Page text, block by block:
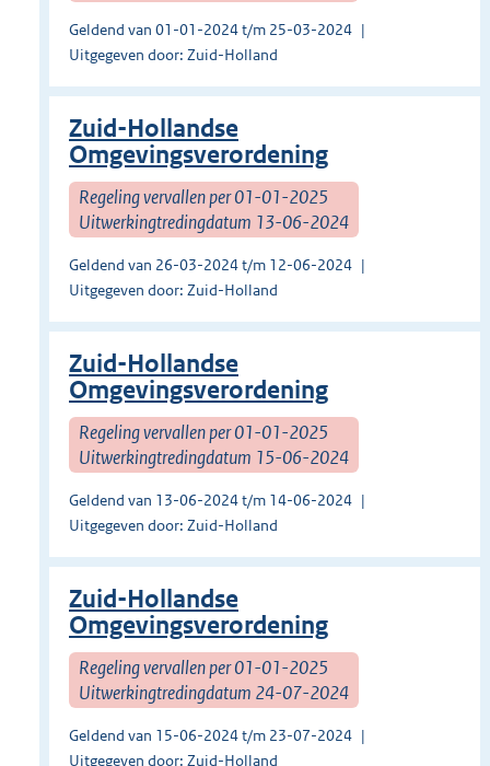
Geldend van 01-01-2024 t/m 25-03-2024
Uitgegeven door: Zuid-Holland
Zuid-Hollandse
Omgevingsverordening
Regeling vervallen per 01-01-2025
Uitwerkingtredingdatum 13-06-2024
Geldend van 26-03-2024 t/m 12-06-2024
Uitgegeven door: Zuid-Holland
Zuid-Hollandse
Omgevingsverordening
Regeling vervallen per 01-01-2025
Uitwerkingtredingdatum 15-06-2024
Geldend van 13-06-2024 t/m 14-06-2024
Uitgegeven door: Zuid-Holland
Zuid-Hollandse
Omgevingsverordening
Regeling vervallen per 01-01-2025
Uitwerkingtredingdatum 24-07-2024
Geldend van 15-06-2024 t/m 23-07-2024
Uitgegeven door: Zuid-Holland